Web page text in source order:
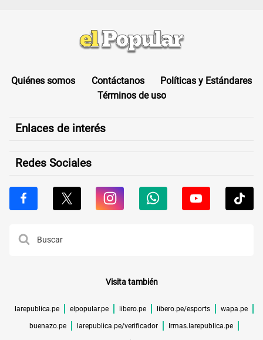
Quiénes somos Contáctanos
Políticas y Estándares
Términos de uso
Enlaces de interés
Redes Sociales
Visita también
larepublica.pe elpopular.pe libero.pe libero.pe/esports wapa.pe
buenazo.pe larepublica.pe/verificador lrmas.larepublica.pe